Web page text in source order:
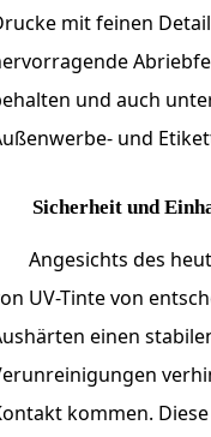
mit feinen
und auch
und
Sicherheit und
Angesichts des
UV-Tinte von
einen
kommen.